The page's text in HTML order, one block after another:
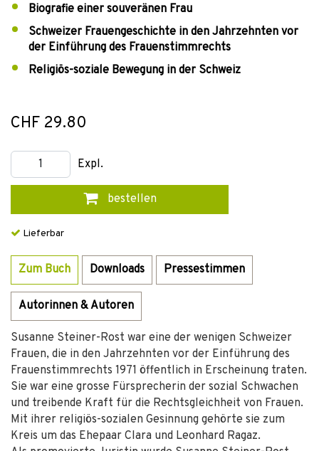
Biografie einer souveränen Frau
Schweizer Frauengeschichte in den Jahrzehnten vor
der Einführung des Frauenstimmrechts
Religiös-soziale Bewegung in der Schweiz
CHF 29.80
Expl.
bestellen
Lieferbar
Zum Buch Downloads Pressestimmen
Autorinnen & Autoren
Susanne Steiner-Rost war eine der wenigen Schweizer
Frauen, die in den Jahrzehnten vor der Einführung des
Frauenstimmrechts 1971 öffentlich in Erscheinung traten.
Sie war eine grosse Fürsprecherin der sozial Schwachen
und treibende Kraft für die Rechtsgleichheit von Frauen.
Mit ihrer religiös-sozialen Gesinnung gehörte sie zum
Kreis um das Ehepaar Clara und Leonhard Ragaz.